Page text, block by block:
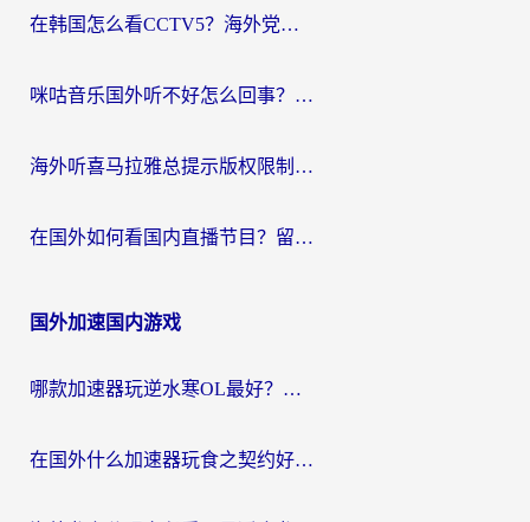
在韩国怎么看CCTV5？海外党体育赛事+中文解说观看终极指南
咪咕音乐国外听不好怎么回事？海外党听歌自由的终极解决方案来了
海外听喜马拉雅总提示版权限制？3步解决+2个音乐平台问题全攻略
在国外如何看国内直播节目？留学生亲测有效的追剧加速指南
国外加速国内游戏
哪款加速器玩逆水寒OL最好？海外党实测后的终极选择指南
在国外什么加速器玩食之契约好用？海外党亲测有效的国服游戏加速指南